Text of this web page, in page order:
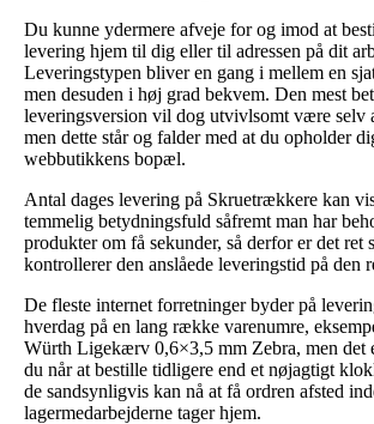
Du kunne ydermere afveje for og imod at
levering hjem til dig eller til adressen på dit
Leveringstypen bliver en gang i mellem en
men desuden i høj grad bekvem. Den mest
leveringsversion vil dog utvivlsomt være selv
men dette står og falder med at du opholder
webbutikkens bopæl.
Antal dages levering på Skruetrækkere kan
temmelig betydningsfuld såfremt man har
produkter om få sekunder, så derfor er det ret
kontrollerer den anslåede leveringstid på den
De fleste internet forretninger byder på
hverdag på en lang række varenumre,
Würth Ligekærv 0,6×3,5 mm Zebra, men det
du når at bestille tidligere end et nøjagtigt
de sandsynligvis kan nå at få ordren afsted
lagermedarbejderne tager hjem.